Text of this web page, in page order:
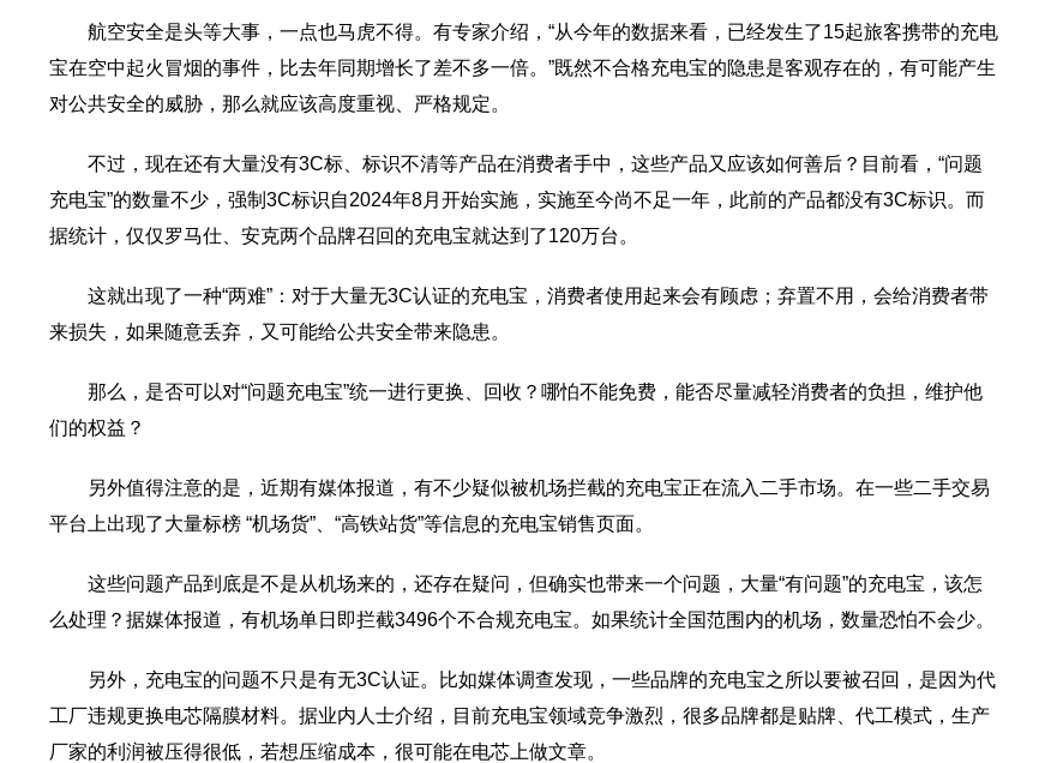
航空安全是头等大事，一点也马虎不得。有专家介绍，“从今年的数据来看，已经发生了15起旅客携带的充电
宝在空中起火冒烟的事件，比去年同期增长了差不多一倍。”既然不合格充电宝的隐患是客观存在的，有可能产生
对公共安全的威胁，那么就应该高度重视、严格规定。
不过，现在还有大量没有3C标、标识不清等产品在消费者手中，这些产品又应该如何善后？目前看，“问题
充电宝”的数量不少，强制3C标识自2024年8月开始实施，实施至今尚不足一年，此前的产品都没有3C标识。而
据统计，仅仅罗马仕、安克两个品牌召回的充电宝就达到了120万台。
这就出现了一种“两难”：对于大量无3C认证的充电宝，消费者使用起来会有顾虑；弃置不用，会给消费者带
来损失，如果随意丢弃，又可能给公共安全带来隐患。
那么，是否可以对“问题充电宝”统一进行更换、回收？哪怕不能免费，能否尽量减轻消费者的负担，维护他
们的权益？
另外值得注意的是，近期有媒体报道，有不少疑似被机场拦截的充电宝正在流入二手市场。在一些二手交易
平台上出现了大量标榜 “机场货”、“高铁站货”等信息的充电宝销售页面。
这些问题产品到底是不是从机场来的，还存在疑问，但确实也带来一个问题，大量“有问题”的充电宝，该怎
么处理？据媒体报道，有机场单日即拦截3496个不合规充电宝。如果统计全国范围内的机场，数量恐怕不会少。
另外，充电宝的问题不只是有无3C认证。比如媒体调查发现，一些品牌的充电宝之所以要被召回，是因为代
工厂违规更换电芯隔膜材料。据业内人士介绍，目前充电宝领域竞争激烈，很多品牌都是贴牌、代工模式，生产
厂家的利润被压得很低，若想压缩成本，很可能在电芯上做文章。